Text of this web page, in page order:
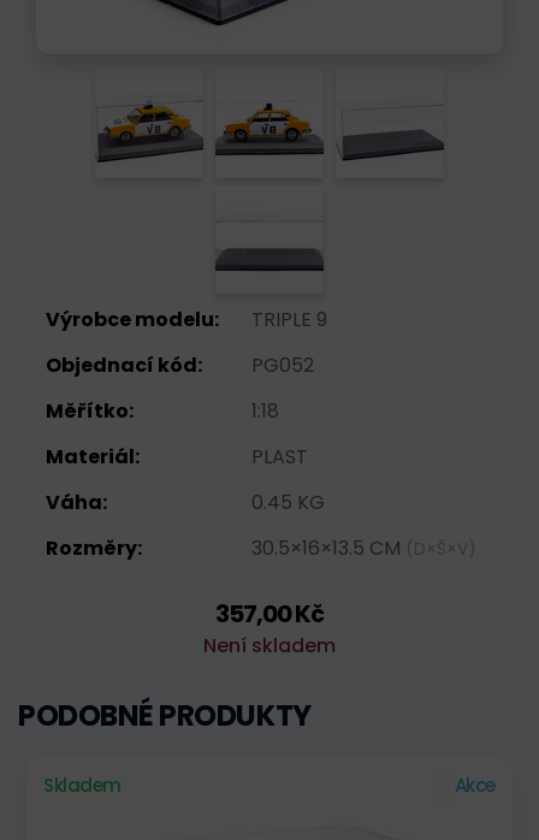
Výrobce modelu:
TRIPLE 9
Objednací kód:
PG052
Měřítko:
1:18
Materiál:
PLAST
Váha:
0.45 KG
Rozměry:
30.5×16×13.5 CM (D×Š×V)
357,00 Kč
Není skladem
PODOBNÉ PRODUKTY
Skladem Akce